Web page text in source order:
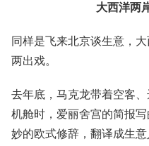
大西洋两
同样是飞来北京谈生意，
两出戏。
去年底，马克龙带着空客
机舱时，爱丽舍宫的简报
妙的欧式修辞，翻译成生